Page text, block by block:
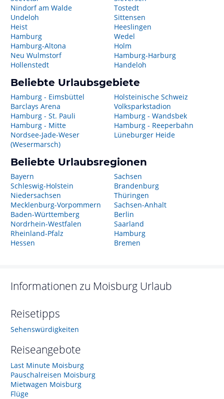
Nindorf am Walde
Undeloh
Heist
Hamburg
Hamburg-Altona
Neu Wulmstorf
Hollenstedt
Tostedt
Sittensen
Heeslingen
Wedel
Holm
Hamburg-Harburg
Handeloh
Beliebte Urlaubsgebiete
Hamburg - Eimsbüttel
Barclays Arena
Hamburg - St. Pauli
Hamburg - Mitte
Nordsee-Jade-Weser
(Wesermarsch)
Holsteinische Schweiz
Volksparkstadion
Hamburg - Wandsbek
Hamburg - Reeperbahn
Lüneburger Heide
Beliebte Urlaubsregionen
Bayern
Schleswig-Holstein
Niedersachsen
Mecklenburg-Vorpommern
Baden-Württemberg
Nordrhein-Westfalen
Rheinland-Pfalz
Hessen
Sachsen
Brandenburg
Thüringen
Sachsen-Anhalt
Berlin
Saarland
Hamburg
Bremen
Informationen zu Moisburg Urlaub
Reisetipps
Sehenswürdigkeiten
Reiseangebote
Last Minute Moisburg
Pauschalreisen Moisburg
Mietwagen Moisburg
Flüge